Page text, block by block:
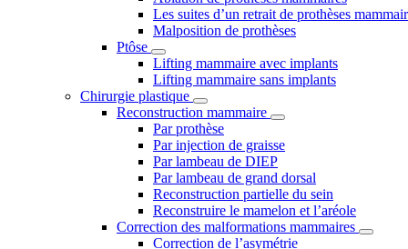
Les suites d’un retrait de prothèses
Malposition de prothèses
Ptôse
Lifting mammaire avec implants
Lifting mammaire sans implants
Chirurgie plastique
Reconstruction mammaire
Par prothèse
Par injection de graisse
Par lambeau de DIEP
Par lambeau de grand dorsal
Reconstruction partielle du sein
Reconstruire le mamelon et l’aréole
Correction des malformations mammaires
Correction de l’asymétrie